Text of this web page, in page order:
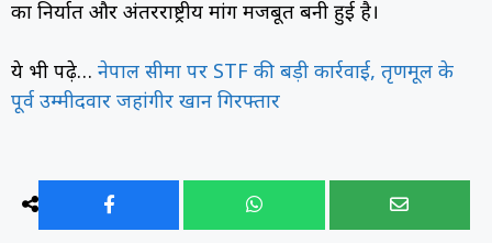
का निर्यात और अंतरराष्ट्रीय मांग मजबूत बनी हुई है।
ये भी पढ़े… नेपाल सीमा पर STF की बड़ी कार्रवाई, तृणमूल के
पूर्व उम्मीदवार जहांगीर खान गिरफ्तार